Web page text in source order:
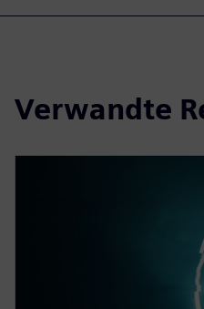
Verwandte